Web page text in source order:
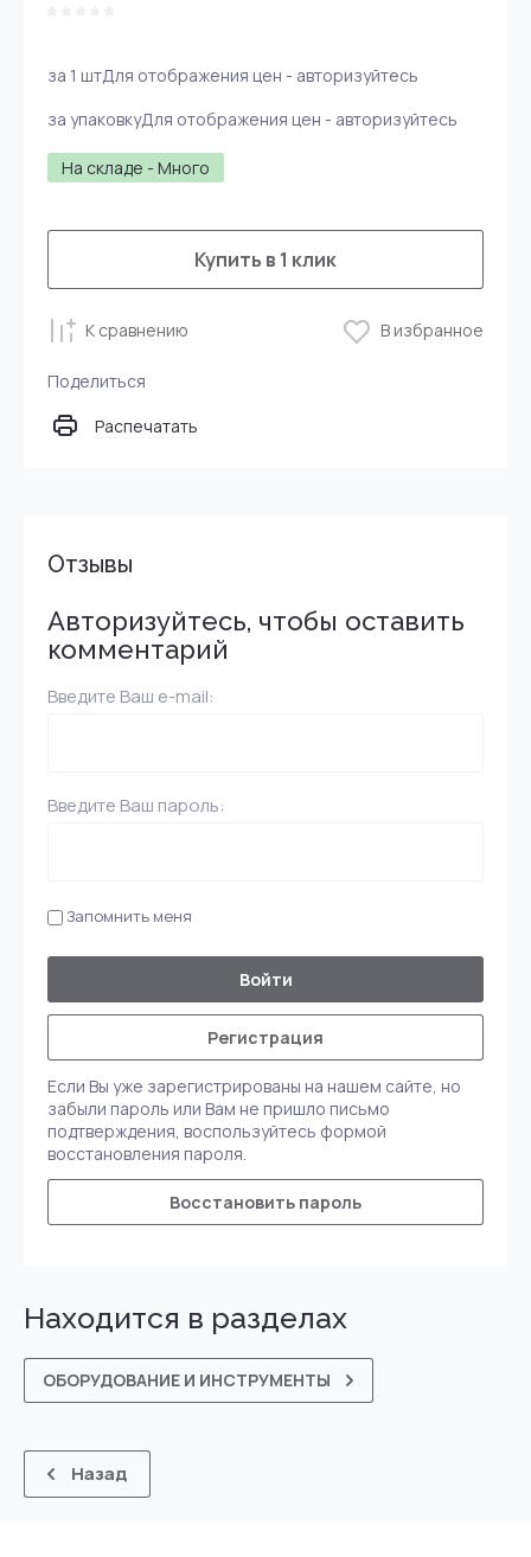
На складе - Много
за 1 штДля отображения цен - авторизуйтесь
за упаковкуДля отображения цен - авторизуйтесь
Купить в 1 клик
К сравнению В избранное
Поделиться
Распечатать
Отзывы
Авторизуйтесь, чтобы оставить
комментарий
Введите Ваш e-mail:
Введите Ваш пароль:
Запомнить меня
Войти
Регистрация
Если Вы уже зарегистрированы на нашем сайте, но
забыли пароль или Вам не пришло письмо
подтверждения, воспользуйтесь формой
восстановления пароля.
Восстановить пароль
Находится в разделах
ОБОРУДОВАНИЕ И ИНСТРУМЕНТЫ
Назад